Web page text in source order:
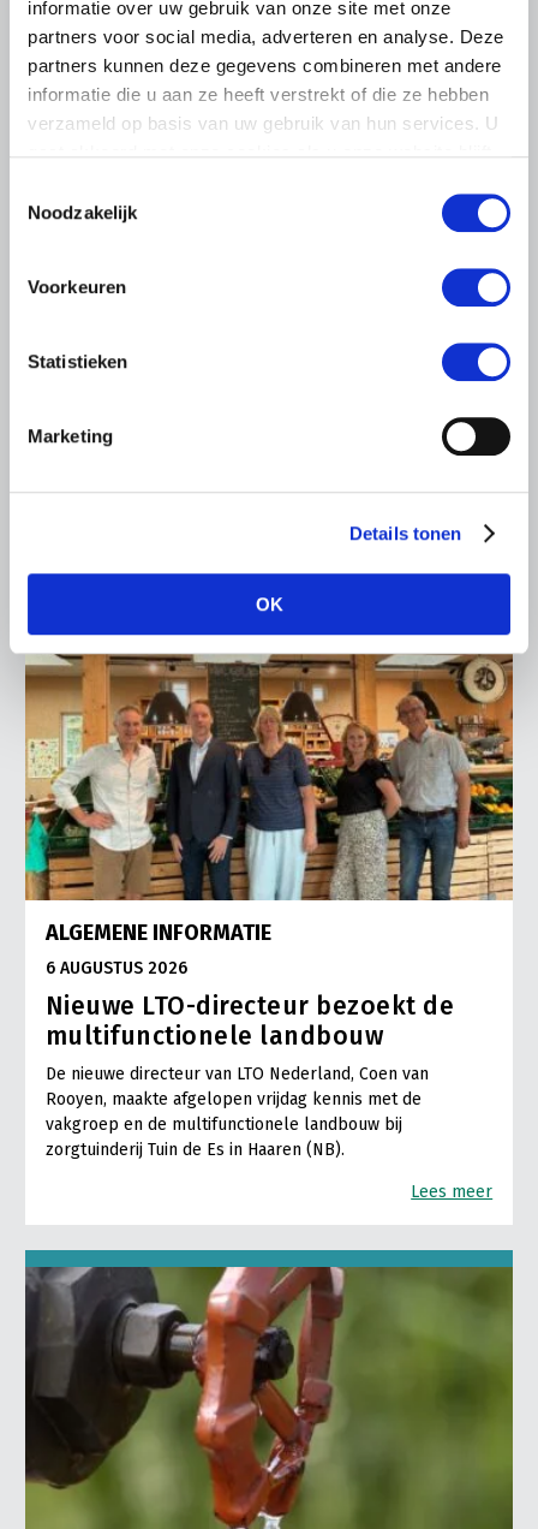
informatie over uw gebruik van onze site met onze
partners voor social media, adverteren en analyse. Deze
partners kunnen deze gegevens combineren met andere
informatie die u aan ze heeft verstrekt of die ze hebben
verzameld op basis van uw gebruik van hun services. U
Noodzakelijk
Voorkeuren
Statistieken
Marketing
Details tonen
OK
6 AUGUSTUS 2026
bezoekt melkveehouderij in
LTO Nederland ontving gisteren Tweede Kamerlid
Ronald Oenema op het melkveebedrijf van Jolmer de
Vries in It Heidenskip.
ALGEMENE INFORMATIE
6 AUGUSTUS 2026
Nieuwe LTO-directeur bezoekt de
multifunctionele landbouw
De nieuwe directeur van LTO Nederland, Coen van
Rooyen, maakte afgelopen vrijdag kennis met de
vakgroep en de multifunctionele landbouw bij
zorgtuinderij Tuin de Es in Haaren (NB).
Lees meer